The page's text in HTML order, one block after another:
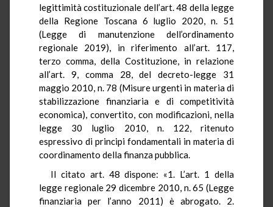
legittimità costituzionale dell’art. 48 della legge
della Regione Toscana 6 luglio 2020, n. 51
(Legge di manutenzione dell’ordinamento
regionale 2019), in riferimento all’art. 117,
terzo comma, della Costituzione, in relazione
all’art. 9, comma 28, del decreto-legge 31
maggio 2010, n. 78 (Misure urgenti in materia di
stabilizzazione finanziaria e di competitività
economica), convertito, con modificazioni, nella
legge 30 luglio 2010, n. 122, ritenuto
espressivo di principi fondamentali in materia di
coordinamento della finanza pubblica.
Il citato art. 48 dispone: «1. L’art. 1 della
legge regionale 29 dicembre 2010, n. 65 (Legge
finanziaria per l’anno 2011) è abrogato. 2.